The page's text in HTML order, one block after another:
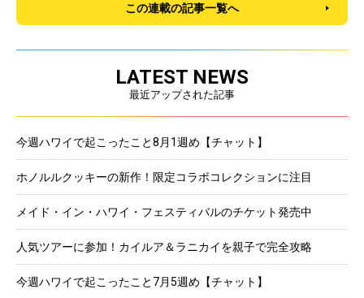
この連載の記事一覧へ
LATEST NEWS
最近アップされた記事
今週ハワイで起こったこと8月1週め【チャット】
ホノルルクッキーの新作！限定コラボコレクションに注目
メイド・イン・ハワイ・フェスティバルのチケット発売中
人気ツアーに参加！カイルア＆ラニカイを親子で完全攻略
今週ハワイで起こったこと7月5週め【チャット】